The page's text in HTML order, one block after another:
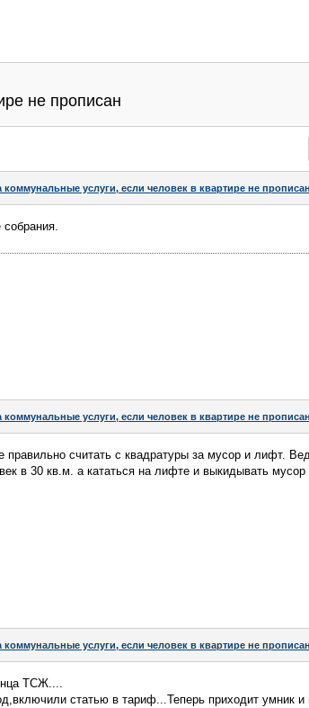
не прописан
коммунальные услуги, если человек в квартире не прописан
коммунальные услуги, если человек в квартире не прописан
правильно считать с квадратуры за мусор и лифт.
в 30 кв.м. а кататься на лифте и выкидывать
коммунальные услуги, если человек в квартире не прописан
ТСЖ....
статью в тариф...Теперь приходит умник и